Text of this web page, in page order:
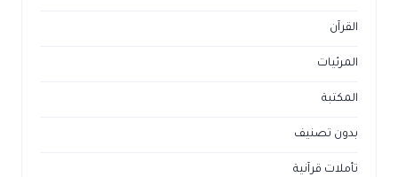
القرآن
المرئيات
المكتبة
بدون تصنيف
تأملات قرآنية